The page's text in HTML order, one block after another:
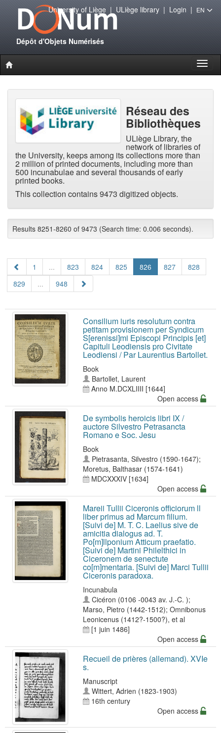
Dépôt d'Objets Numérisés
University of Liège| ULiège library| Login | EN
Réseau des
Bibliothèques
ULiège Library, the
network of libraries of
the University, keeps among its collections more than
2 million of printed documents, including more than
500 incunabulae and several thousands of early
printed books.
This collection contains 9473 digitized objects.
Results 8251-8260 of 9473 (Search time: 0.006 seconds).
1 ... 823 824 825 826 827
828
829
... 948
Consilium iuris resolutum contra
petitam provisionem per Syndicum
S[erenissi]mi Episcopi Principis [et]
Capituli Leodiensis pro Civitate
Leodiensi / Par Laurentius Bartollet.
Book
Bartollet, Laurent
Anno M.DCXLIIII [1644]
Open access
De symbolis heroicis libri IX /
auctore Silvestro Petrasancta
Romano e Soc. Jesu
Book
Pietrasanta, Silvestro (1590-1647);
Moretus, Balthasar (1574-1641)
MDCXXXIV [1634]
Open access
Mareii Tullii Ciceronis officiorum ll
liber primus ad Marcum filium.
[Suivi de] M. T. C. Laelius sive de
amicitia dialogus ad. T.
Po[m]llponium Atticum praefatio.
[Suivi de] Martini Philelthici in
Ciceronem de senectute
co[m]mentaria. [Suivi de] Marci Tullii
Ciceronis paradoxa.
Incunabula
Cicéron (0106 -0043 av. J.-C. );
Marso, Pietro (1442-1512); Omnibonus
Leonicenus (1412?-1500?), et al
[1 juin 1486]
Open access
Recueil de prières (allemand). XVIe
s.
Manuscript
Wittert, Adrien (1823-1903)
16th century
Open access